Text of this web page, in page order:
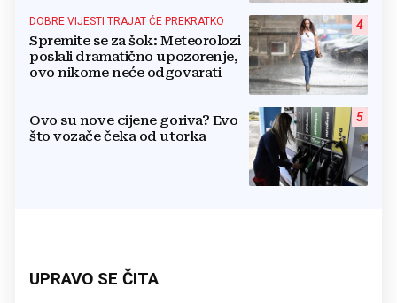
4
DOBRE VIJESTI TRAJAT ĆE PREKRATKO
Spremite se za šok: Meteorolozi
poslali dramatično upozorenje,
ovo nikome neće odgovarati
5
Ovo su nove cijene goriva? Evo
što vozače čeka od utorka
UPRAVO SE ČITA